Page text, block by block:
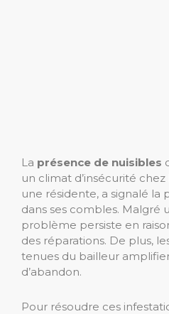
La présence de nuisibles
un climat d’insécurité chez
une résidente, a signalé la
dans ses combles. Malgré
problème persiste en
des réparations. De plus,
tenues du bailleur
d’abandon.
Pour résoudre ces